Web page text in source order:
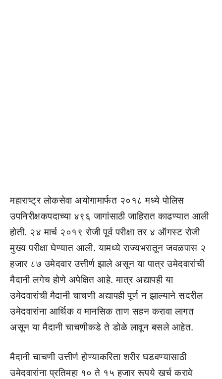
महाराष्ट्र लोकसेवा अयोगामार्फत २०१८ मध्ये पोलिस
उपनिरीक्षकपदाच्या ४९६ जागांसाठी जाहिरात काढण्यात आली
होती. २४ मार्च २०१९ रोजी पूर्व परीक्षा तर ४ ऑगस्ट रोजी
मुख्य परीक्षा घेण्यात आली. यामध्ये राज्यभरातून जवळपास २
हजार ८७ उमेदवार उत्तीर्ण झाले असून या पात्र उमेदवारांची
मैदानी लगेच होणे अपेक्षित आहे. मात्र अद्यापही या
उमेदवारांची मैदानी चाचणी अद्यापही पूर्ण न झाल्याने सदरील
उमेदवारांना आर्थिक व मानसिक ताण सहन करावा लागत
असून या मैदानी चाचणीकडे ते डोळे लावून बसले आहेत.
मैदानी चाचणी उत्तीर्ण होण्याकरिता शरीर घडवण्यासाठी
उमेदवारांना प्रतिमहा १० ते १५ हजार रूपये खर्च करावे